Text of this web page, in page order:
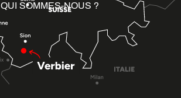
QUI SOMMES-NOUS ?